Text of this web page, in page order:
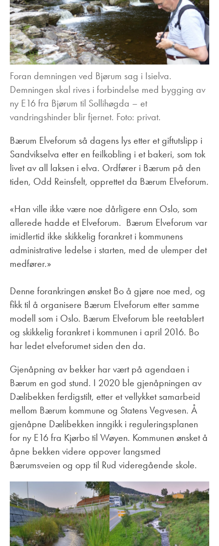
Foran demningen ved Bjørum sag i Isielva.
Demningen skal rives i forbindelse med bygging av
ny E16 fra Bjørum til Sollihøgda – et
vandringshinder blir fjernet. Foto: privat.
Bærum Elveforum så dagens lys etter et giftutslipp i
Sandvikselva etter en feilkobling i et bakeri, som tok
livet av all laksen i elva. Ordfører i Bærum på den
tiden, Odd Reinsfelt, opprettet da Bærum Elveforum.
«Han ville ikke være noe dårligere enn Oslo, som
allerede hadde et Elveforum. Bærum Elveforum var
imidlertid ikke skikkelig forankret i kommunens
administrative ledelse i starten, med de ulemper det
medfører.»
Denne forankringen ønsket Bo å gjøre noe med, og
fikk til å organisere Bærum Elveforum etter samme
modell som i Oslo. Bærum Elveforum ble reetablert
og skikkelig forankret i kommunen i april 2016. Bo
har ledet elveforumet siden den da.
Gjenåpning av bekker har vært på agendaen i
Bærum en god stund. I 2020 ble gjenåpningen av
Dælibekken ferdigstilt, etter et vellykket samarbeid
mellom Bærum kommune og Statens Vegvesen. Å
gjenåpne Dælibekken inngikk i reguleringsplanen
for ny E16 fra Kjørbo til Wøyen. Kommunen ønsket å
åpne bekken videre oppover langsmed
Bærumsveien og opp til Rud videregående skole.